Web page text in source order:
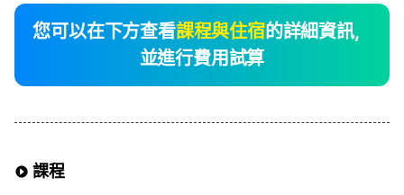
您可以在下方查看課程與住宿的詳細資訊，
並進行費用試算
課程